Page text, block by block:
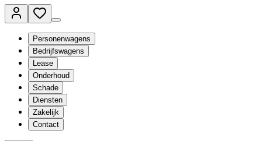
Personenwagens
Bedrijfswagens
Lease
Onderhoud
Schade
Diensten
Zakelijk
Contact